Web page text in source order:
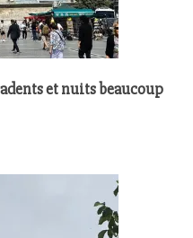
et nuits beaucoup